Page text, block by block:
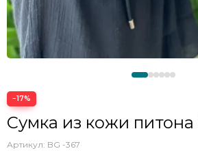
−17%
Сумка из кожи питона
Артикул: BG -367